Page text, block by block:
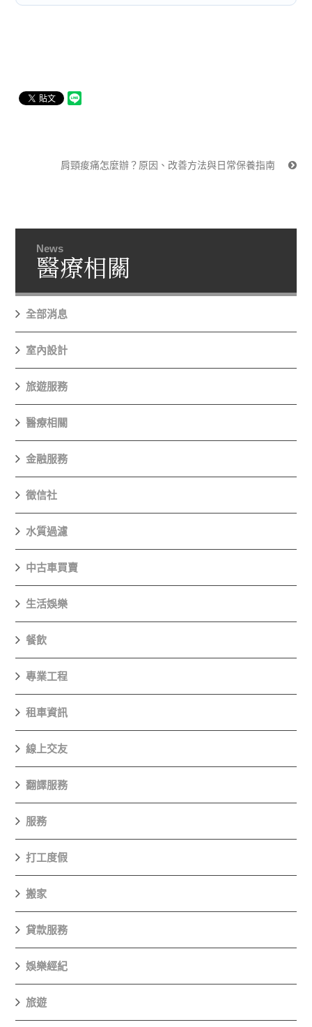
肩頸痠痛怎麼辦？原因、改善方法與日常保養指南
News
醫療相關
全部消息
室內設計
旅遊服務
醫療相關
金融服務
徵信社
水質過濾
中古車買賣
生活娛樂
餐飲
專業工程
租車資訊
線上交友
翻譯服務
服務
打工度假
搬家
貸款服務
娛樂經紀
旅遊